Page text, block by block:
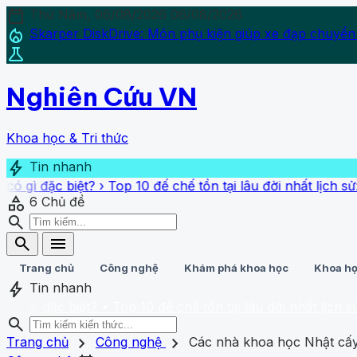
calendar_today Thứ Năm, 06/08/2026 06/08/2026
local_fire_department Skarper DiskDrive: Món phụ kiện giúp xe đạp
science
Nghiên Cứu VN
Khoa học & Tri thức
bolt Tin nhanh
biệt? ›Top 10 đế chế tồn tại lâu đời nhất lịch sử: Có 1 đế
category 6 Chủ đề
search
search
menu
Trang chủ Công nghệ Khám phá khoa học Khoa
bolt Tin nhanh
search
homeTrang chủ
search close
Trang chủ chevron_right Công nghệ chevron_right
Các nhà khoa học Nhật